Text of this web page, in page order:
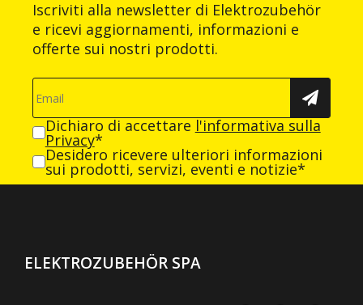
Iscriviti alla newsletter di Elektrozubehör
e ricevi aggiornamenti, informazioni e
offerte sui nostri prodotti.
Dichiaro di accettare l'informativa sulla
Privacy*
Desidero ricevere ulteriori informazioni
sui prodotti, servizi, eventi e notizie*
ELEKTROZUBEHÖR SPA